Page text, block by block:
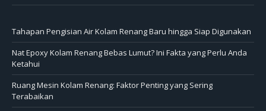
Tahapan Pengisian Air Kolam Renang Baru hingga Siap Digunakan
Nat Epoxy Kolam Renang Bebas Lumut? Ini Fakta yang Perlu Anda
Ketahui
Ruang Mesin Kolam Renang: Faktor Penting yang Sering
Terabaikan